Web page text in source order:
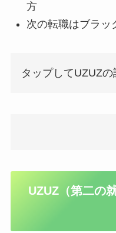
方
次の転職はブラッ
タップしてUZUZの
UZUZ（第二の